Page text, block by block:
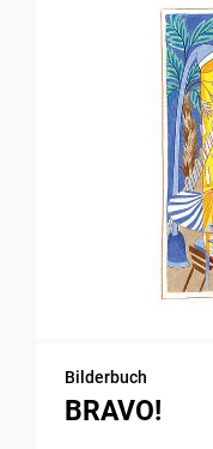
Bilderbuch
BRAVO!